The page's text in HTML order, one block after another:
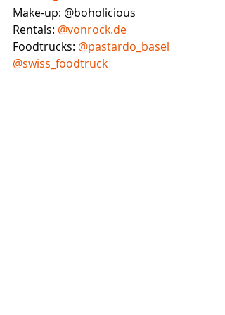
Make-up: @boholicious
Rentals: @vonrock.de
Foodtrucks: @pastardo_basel
@swiss_foodtruck